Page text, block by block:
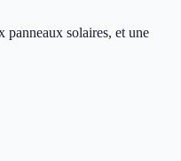
panneaux solaires, et une